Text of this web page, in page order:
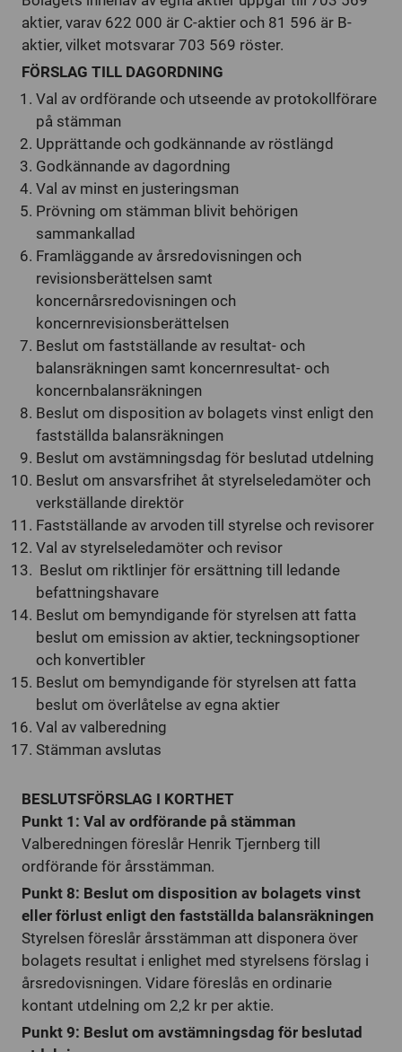
aktier, varav 622 000 är C-aktier och 81 596 är B-
aktier, vilket motsvarar 703 569 röster.
FÖRSLAG TILL DAGORDNING
Val av ordförande och utseende av protokollförare
på stämman
Upprättande och godkännande av röstlängd
Godkännande av dagordning
Val av minst en justeringsman
Prövning om stämman blivit behörigen
sammankallad
Framläggande av årsredovisningen och
revisionsberättelsen samt
koncernårsredovisningen och
koncernrevisionsberättelsen
Beslut om fastställande av resultat- och
balansräkningen samt koncernresultat- och
koncernbalansräkningen
Beslut om disposition av bolagets vinst enligt den
fastställda balansräkningen
Beslut om avstämningsdag för beslutad utdelning
Beslut om ansvarsfrihet åt styrelseledamöter och
verkställande direktör
Fastställande av arvoden till styrelse och revisorer
Val av styrelseledamöter och revisor
Beslut om riktlinjer för ersättning till ledande
befattningshavare
Beslut om bemyndigande för styrelsen att fatta
beslut om emission av aktier, teckningsoptioner
och konvertibler
Beslut om bemyndigande för styrelsen att fatta
beslut om överlåtelse av egna aktier
Val av valberedning
Stämman avslutas
BESLUTSFÖRSLAG I KORTHET
Punkt 1: Val av ordförande på stämman
Valberedningen föreslår Henrik Tjernberg till
ordförande för årsstämman.
Punkt 8: Beslut om disposition av bolagets vinst
eller förlust enligt den fastställda balansräkningen
Styrelsen föreslår årsstämman att disponera över
bolagets resultat i enlighet med styrelsens förslag i
årsredovisningen. Vidare föreslås en ordinarie
kontant utdelning om 2,2 kr per aktie.
Punkt 9: Beslut om avstämningsdag för beslutad